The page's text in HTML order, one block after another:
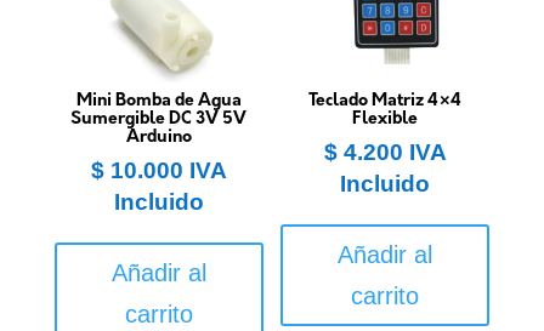
Mini Bomba de Agua
Sumergible DC 3V 5V
Arduino
$10.000 IVA
Incluido
Añadir al
carrito
Teclado Matriz 4×4
Flexible
$4.200 IVA
Incluido
Añadir al
carrito